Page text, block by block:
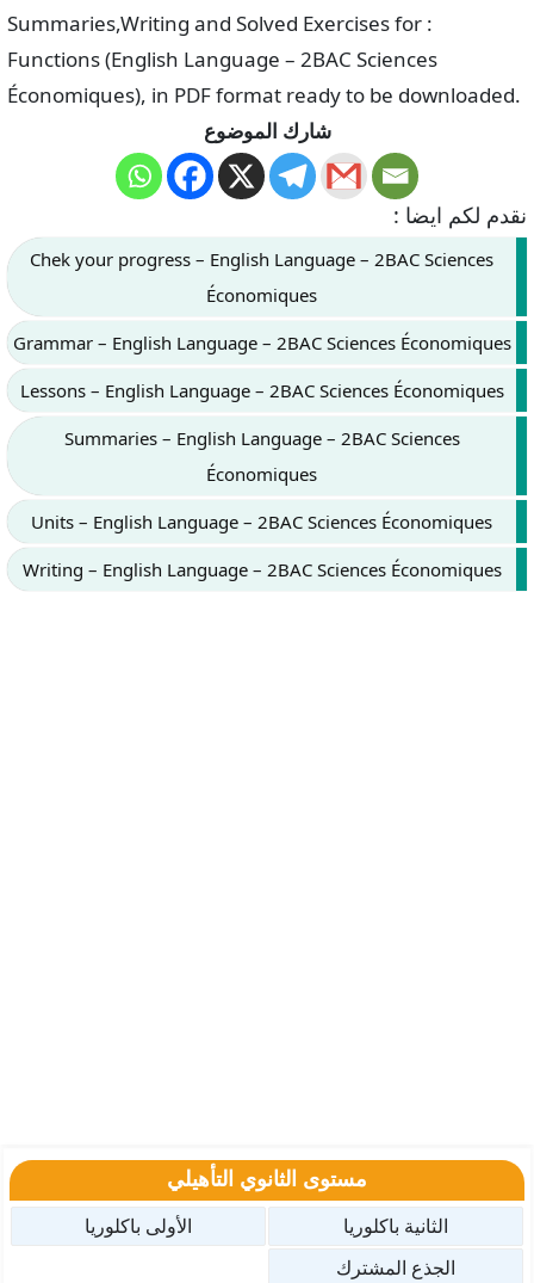
Summaries,Writing and Solved Exercises for :
Functions (English Language – 2BAC Sciences
Économiques), in PDF format ready to be downloaded.
شارك الموضوع
نقدم لكم ايضا :
Chek your progress – English Language – 2BAC Sciences
Économiques
Grammar – English Language – 2BAC Sciences Économiques
Lessons – English Language – 2BAC Sciences Économiques
Summaries – English Language – 2BAC Sciences
Économiques
Units – English Language – 2BAC Sciences Économiques
Writing – English Language – 2BAC Sciences Économiques
مستوى الثانوي التأهيلي
الثانية باكلوريا
الأولى باكلوريا
الجذع المشترك